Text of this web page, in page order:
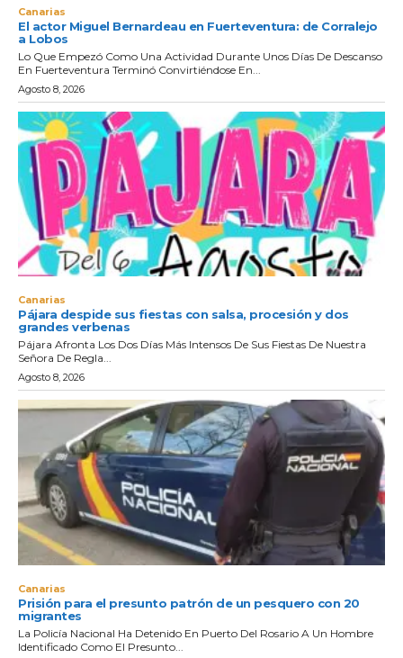
Canarias
El actor Miguel Bernardeau en Fuerteventura: de Corralejo
a Lobos
Lo Que Empezó Como Una Actividad Durante Unos Días De Descanso
En Fuerteventura Terminó Convirtiéndose En...
Agosto 8, 2026
Canarias
Pájara despide sus fiestas con salsa, procesión y dos
grandes verbenas
Pájara Afronta Los Dos Días Más Intensos De Sus Fiestas De Nuestra
Señora De Regla...
Agosto 8, 2026
Canarias
Prisión para el presunto patrón de un pesquero con 20
migrantes
La Policía Nacional Ha Detenido En Puerto Del Rosario A Un Hombre
Identificado Como El Presunto...